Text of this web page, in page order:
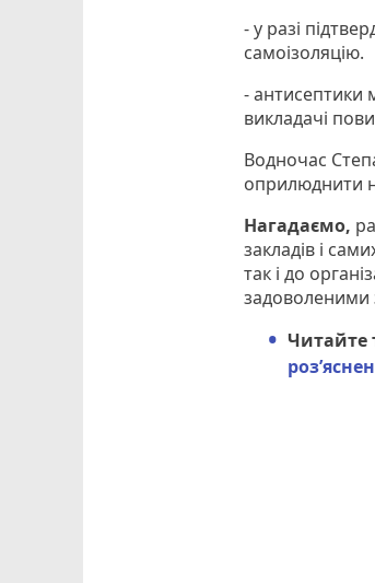
- у разі
самоізоляцію.
- антисептики
викладачі
Водночас
оприлюднити
Нагадаємо,
закладів і
так і до
задоволеними
Читайте